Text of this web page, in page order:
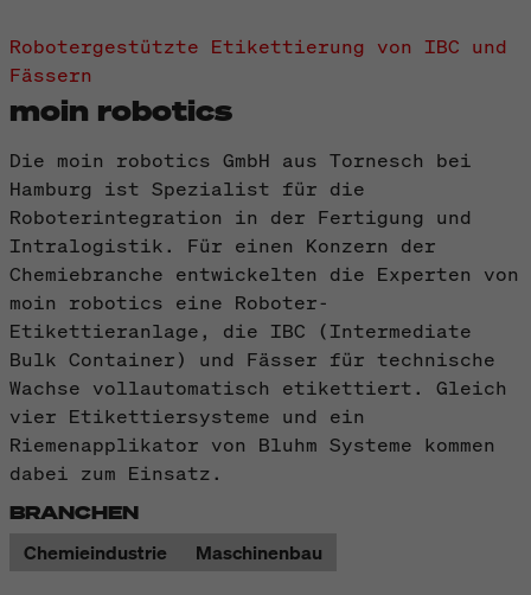
Robotergestützte Etikettierung von IBC und
Fässern
moin robotics
Die moin robotics GmbH aus Tornesch bei
Hamburg ist Spezialist für die
Roboterintegration in der Fertigung und
Intralogistik. Für einen Konzern der
Chemiebranche entwickelten die Experten von
moin robotics eine Roboter-
Etikettieranlage, die IBC (Intermediate
Bulk Container) und Fässer für technische
Wachse vollautomatisch etikettiert. Gleich
vier Etikettiersysteme und ein
Riemenapplikator von Bluhm Systeme kommen
dabei zum Einsatz.
BRANCHEN
Chemieindustrie
Maschinenbau